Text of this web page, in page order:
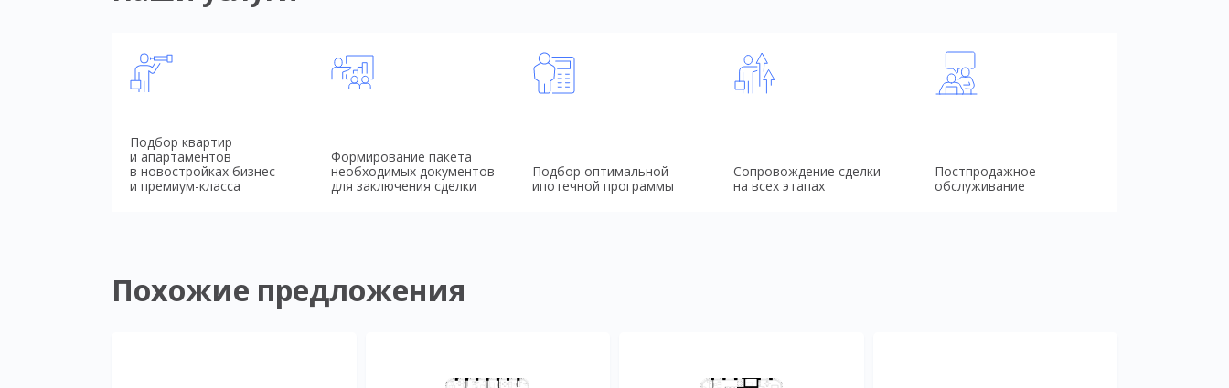
Подбор квартир
и апартаментов
в новостройках бизнес-
и премиум-класса
Формирование пакета
необходимых документов
для заключения сделки
Подбор оптимальной
ипотечной программы
Сопровождение сделки
на всех этапах
Постпродажное
обслуживание
Похожие предложения